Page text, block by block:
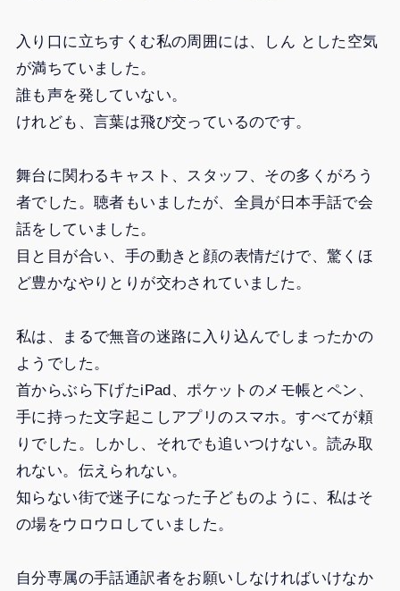
入り口に立ちすくむ私の周囲には、しん とした空気
が満ちていました。
誰も声を発していない。
けれども、言葉は飛び交っているのです。
舞台に関わるキャスト、スタッフ、その多くがろう
者でした。聴者もいましたが、全員が日本手話で会
話をしていました。
目と目が合い、手の動きと顔の表情だけで、驚くほ
ど豊かなやりとりが交わされていました。
私は、まるで無音の迷路に入り込んでしまったかの
ようでした。
首からぶら下げたiPad、ポケットのメモ帳とペン、
手に持った文字起こしアプリのスマホ。すべてが頼
りでした。しかし、それでも追いつけない。読み取
れない。伝えられない。
知らない街で迷子になった子どものように、私はそ
の場をウロウロしていました。
自分専属の手話通訳者をお願いしなければいけなか